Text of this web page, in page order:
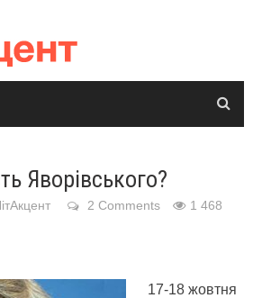
Яворівського?
2 Comments 1 468
17-18 жовтня